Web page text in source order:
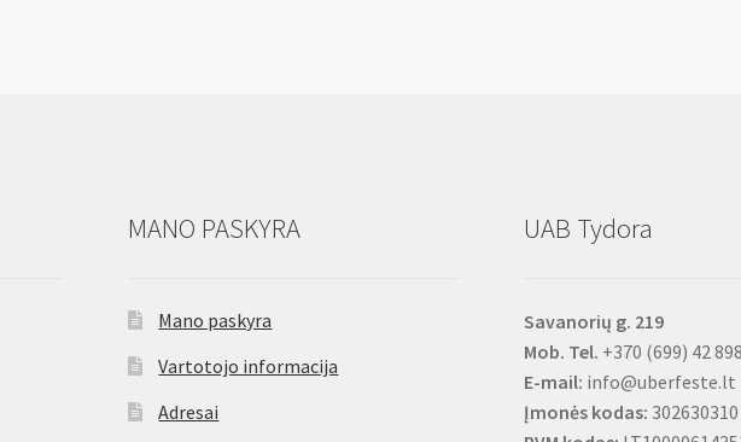
MANO PASKYRA
Mano paskyra
Vartotojo informacija
Adresai
UAB Tydora
Savanorių g. 219
Mob. Tel. +370 (699) 42 898
E-mail: info@uberfeste.lt
Įmonės kodas: 302630310